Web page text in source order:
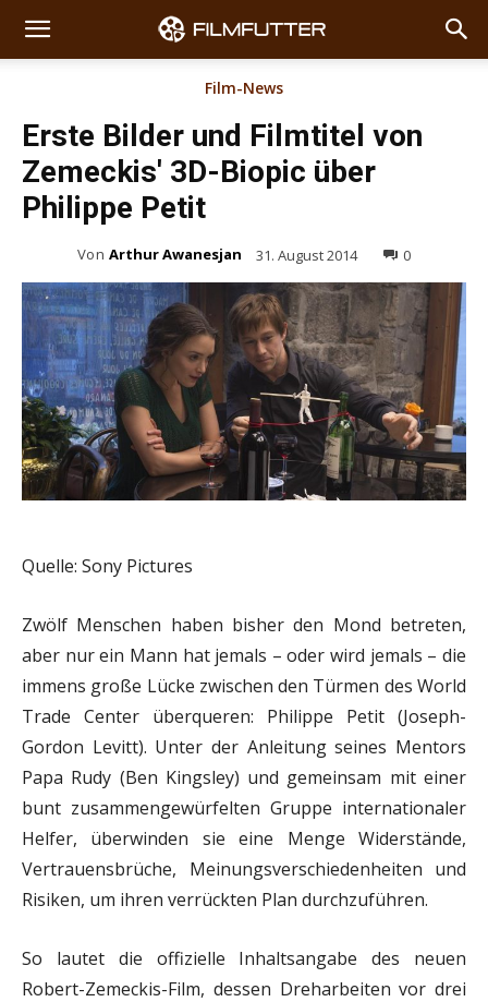
Film-News
Erste Bilder und Filmtitel von
Zemeckis' 3D-Biopic über
Philippe Petit
Von Arthur Awanesjan 31. August 2014 0
Quelle: Sony Pictures
Zwölf Menschen haben bisher den Mond betreten,
aber nur ein Mann hat jemals – oder wird jemals – die
immens große Lücke zwischen den Türmen des World
Trade Center überqueren: Philippe Petit (Joseph-
Gordon Levitt). Unter der Anleitung seines Mentors
Papa Rudy (Ben Kingsley) und gemeinsam mit einer
bunt zusammengewürfelten Gruppe internationaler
Helfer, überwinden sie eine Menge Widerstände,
Vertrauensbrüche, Meinungsverschiedenheiten und
Risiken, um ihren verrückten Plan durchzuführen.
So lautet die offizielle Inhaltsangabe des neuen
Robert-Zemeckis-Film, dessen Dreharbeiten vor drei